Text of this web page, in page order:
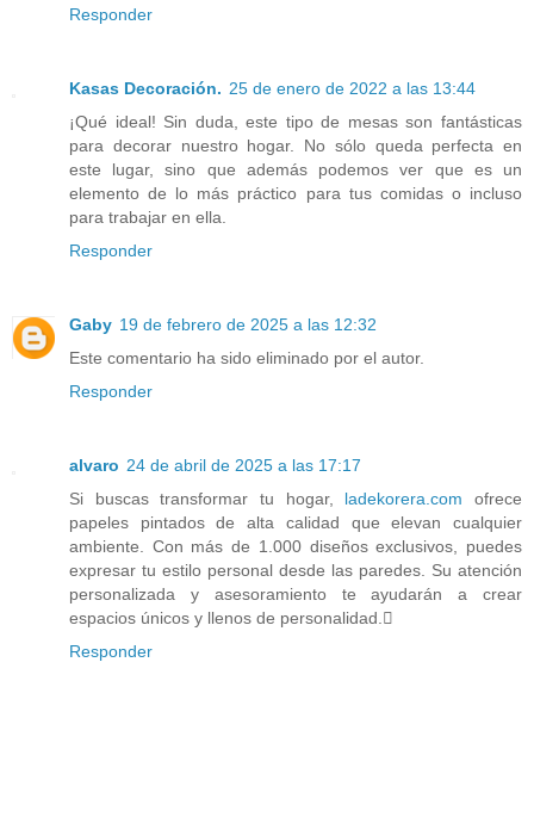
Responder
Kasas Decoración. 25 de enero de 2022 a las 13:44
¡Qué ideal! Sin duda, este tipo de mesas son fantásticas
para decorar nuestro hogar. No sólo queda perfecta en
este lugar, sino que además podemos ver que es un
elemento de lo más práctico para tus comidas o incluso
para trabajar en ella.
Responder
Gaby 19 de febrero de 2025 a las 12:32
Este comentario ha sido eliminado por el autor.
Responder
alvaro 24 de abril de 2025 a las 17:17
Si buscas transformar tu hogar, ladekorera.com ofrece
papeles pintados de alta calidad que elevan cualquier
ambiente. Con más de 1.000 diseños exclusivos, puedes
expresar tu estilo personal desde las paredes. Su atención
personalizada y asesoramiento te ayudarán a crear
espacios únicos y llenos de personalidad.
Responder